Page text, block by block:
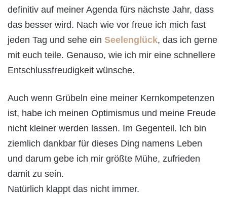
definitiv auf meiner Agenda fürs nächste Jahr, dass
das besser wird. Nach wie vor freue ich mich fast
jeden Tag und sehe ein Seelenglück, das ich gerne
mit euch teile. Genauso, wie ich mir eine schnellere
Entschlussfreudigkeit wünsche.
Auch wenn Grübeln eine meiner Kernkompetenzen
ist, habe ich meinen Optimismus und meine Freude
nicht kleiner werden lassen. Im Gegenteil. Ich bin
ziemlich dankbar für dieses Ding namens Leben
und darum gebe ich mir größte Mühe, zufrieden
damit zu sein.
Natürlich klappt das nicht immer.